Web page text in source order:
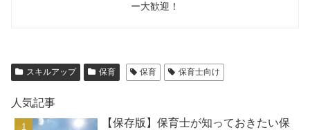
ー大歓迎！
スキルアップ 保育 保育 保育士向け
人気記事
【保存版】保育士が知っておきたい保